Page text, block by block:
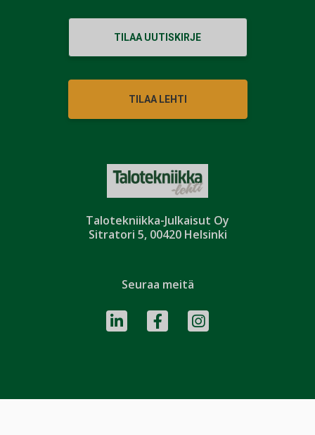
Talotekniikka-Julkaisut Oy
Sitratori 5, 00420 Helsinki
TILAA UUTISKIRJE
TILAA LEHTI
Seuraa meitä